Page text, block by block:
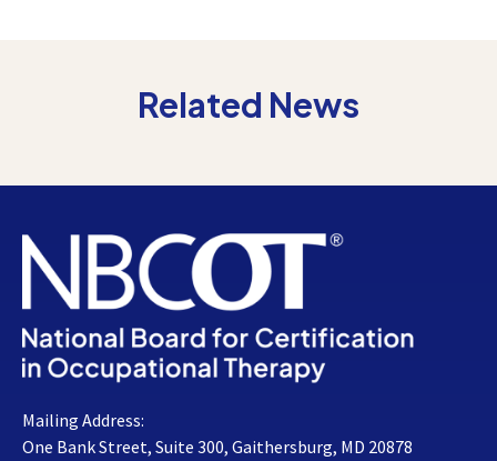
Related News
Mailing Address:
One Bank Street, Suite 300, Gaithersburg, MD 20878